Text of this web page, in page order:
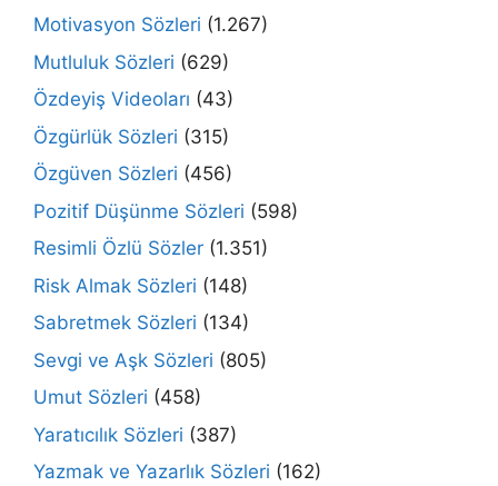
Motivasyon Sözleri (1.267)
Mutluluk Sözleri (629)
Özdeyiş Videoları (43)
Özgürlük Sözleri (315)
Özgüven Sözleri (456)
Pozitif Düşünme Sözleri (598)
Resimli Özlü Sözler (1.351)
Risk Almak Sözleri (148)
Sabretmek Sözleri (134)
Sevgi ve Aşk Sözleri (805)
Umut Sözleri (458)
Yaratıcılık Sözleri (387)
Yazmak ve Yazarlık Sözleri (162)